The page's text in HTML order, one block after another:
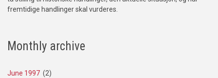
fremtidige handlinger skal vurderes.
Monthly archive
June 1997 (2)